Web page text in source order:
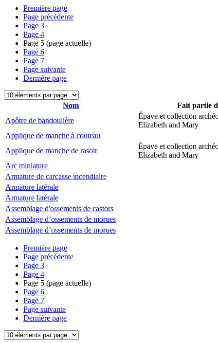
Première page
Page précédente
Page 3
Page 4
Page 5 (page actuelle)
Page 6
Page 7
Page suivante
Dernière page
Nom
Fait partie
Apôtre de bandoulière
Épave et collection
Elizabeth and Mary
Applique de manche à couteau
Applique de manche de rasoir
Épave et collection
Elizabeth and Mary
Arc miniature
Armature de carcasse incendiaire
Armature latérale
Armature latérale
Assemblage d'ossements de castors
Assemblage d’ossements de morues
Assemblage d’ossements de morues
Première page
Page précédente
Page 3
Page 4
Page 5 (page actuelle)
Page 6
Page 7
Page suivante
Dernière page